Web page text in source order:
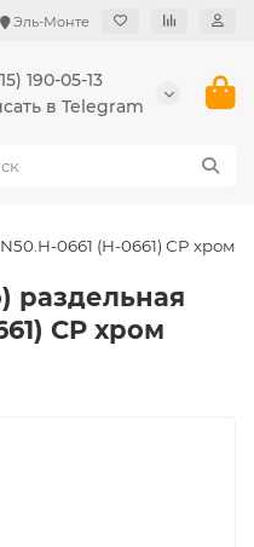
Эль-Монте
190-05-13
в Telegram
0661 (H-0661) СP хром
раздельная
СP хром